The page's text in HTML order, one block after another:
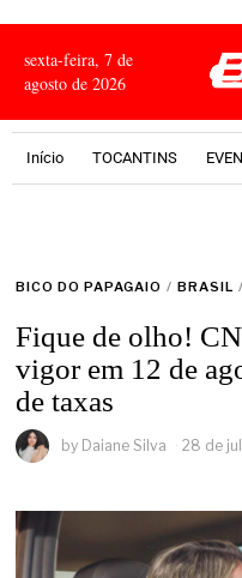
sexta-feira, 7 de
agosto de 2026
Início TOCANTINS
BICO DO PAPAGAIO / BRASIL /
Fique de olho!
vigor em 12 de
de taxas
by Daiane Silva 28 de